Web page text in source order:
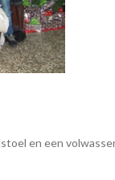
en een